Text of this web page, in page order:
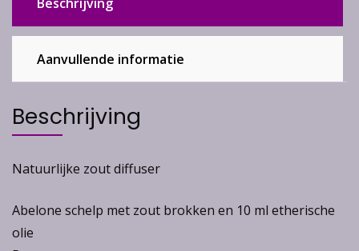
Aanvullende informatie
Beschrijving
Natuurlijke zout diffuser
Abelone schelp met zout brokken en 10 ml etherische
olie